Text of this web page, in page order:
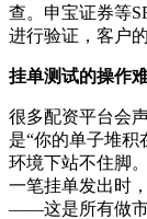
查。申宝证券等
进行验证，客户
挂单测试的操作
很多配资平台会
是“你的单子堆积
环境下站不住脚
一笔挂单发出时
——这是所有做市